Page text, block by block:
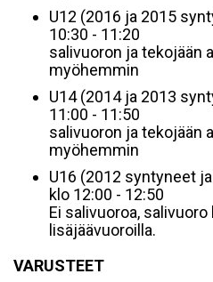
U12 (2016 ja 2015
10:30 - 11:20
salivuoron ja tekojään
myöhemmin
U14 (2014 ja 2013
11:00 - 11:50
salivuoron ja tekojään
myöhemmin
U16 (2012 syntyneet
klo 12:00 - 12:50
Ei salivuoroa, salivuoro
lisäjäävuoroilla.
VARUSTEET